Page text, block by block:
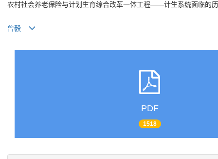
农村社会养老保险与计划生育综合改革一体工程——计生系统面临的
曾毅
PDF
1518